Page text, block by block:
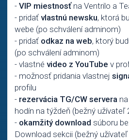
- VIP miestnosťna Ventrilo a
- pridať vlastnú newsku, ktorá
webe (po schválení adminom)
- pridať odkaz na web, ktorý
(po schválení adminom)
- vlastné video z YouTube v
- možnosť pridania vlastnej
profilu
- rezervácia TG/CW servera
hodín na týždeň (bežný užívateľ
- okamžitý download súboru
Download sekcii (bežný